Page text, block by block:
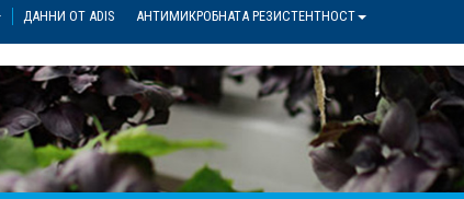
ДАННИ ОТ ADIS АНТИМИКРОБНАТА РЕЗИСТЕНТНОСТ